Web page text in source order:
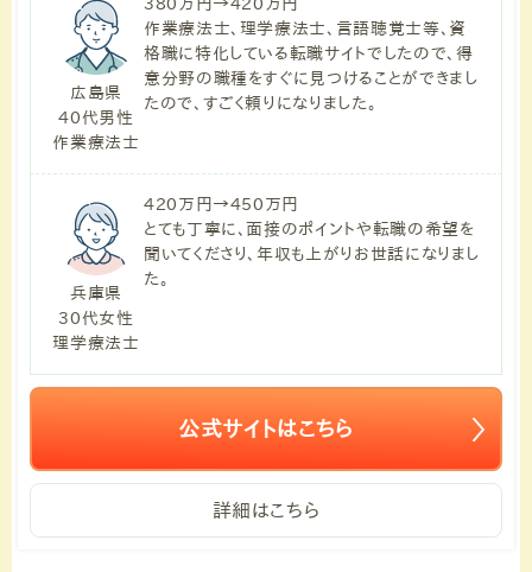
広島県
40代男性
作業療法士
380万円→420万円
作業療法士、理学療法士、言語聴覚士等、資
格職に特化している転職サイトでしたので、得
意分野の職種をすぐに見つけることができまし
たので、すごく頼りになりました。
兵庫県
30代女性
理学療法士
420万円→450万円
とても丁寧に、面接のポイントや転職の希望を
聞いてくださり、年収も上がりお世話になりまし
た。
公式サイトはこちら
詳細はこちら